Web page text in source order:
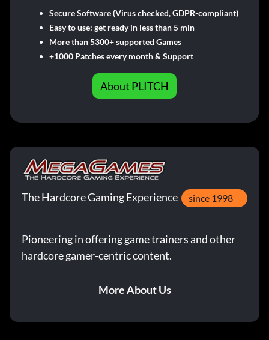
Secure Software (Virus checked, GDPR-compliant)
Easy to use: get ready in less than 5 min
More than 5300+ supported Games
+1000 Patches every month & Support
About PLITCH
The Hardcore Gaming Experience since 1998
Pioneering in offering game trainers and other
hardcore gamer-centric content.
More About Us